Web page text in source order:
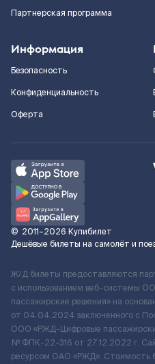
Партнерская программа
Информация
Безопасность
Конфиденциальность
Оферта
© 2011–2026 Купибилет
Дешёвые билеты на самолёт и
Ж/Д билеты предоставляются
с использованием веб-системы
пассажирские решения» на
от 04.04.2024 заключенного с
ООО «РЖД-Цифровые
№ ФПК-22-316 от 27.12.2022 г.
ресурсом ОАО «РЖД». Стоимость